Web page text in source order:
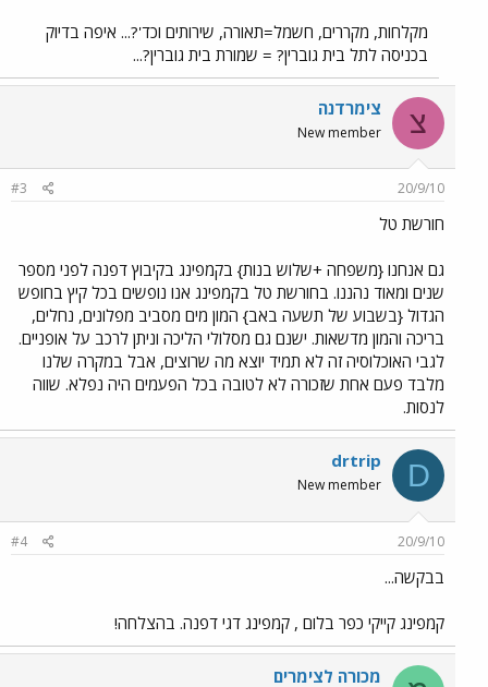
מקלחות, מקררים, חשמל=תאורה, שירותים וכד'?... איפה בדיוק
בכניסה לתל בית גוברין? = שמורת בית גוברין?...
צ צימרדנה
New member
20/9/10
#3
חורשת טל
גם אנחנו {משפחה +שלוש בנות} בקמפינג בקיבוץ דפנה לפני מספר
שנים ומאוד נהננו. בחורשת טל בקמפינג אנו נופשים בכל קיץ בחופש
הגדול {בשבוע של תשעה באב} המון מים מסביב מפלונים, נחלים,
בריכה והמון מדשאות. ישנם גם מסלולי הליכה וניתן לרכב על אופניים.
לגבי האוכלוסיה זה לא תמיד יוצא מה שרוצים, אבל במקרה שלנו
מלבד פעם אחת שזכורה לא לטובה בכל הפעמים היה נפלא. שווה
לנסות.
D
drtrip
New member
20/9/10
#4
בבקשה...
קמפינג קייקי כפר בלום , קמפינג דגי דפנה. בהצלחה!
מכורה לצימרים